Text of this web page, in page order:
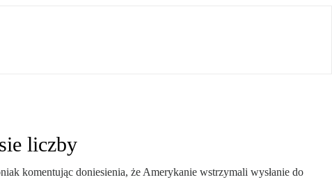
liczby
komentując doniesienia, że Amerykanie wstrzymali wysłanie do